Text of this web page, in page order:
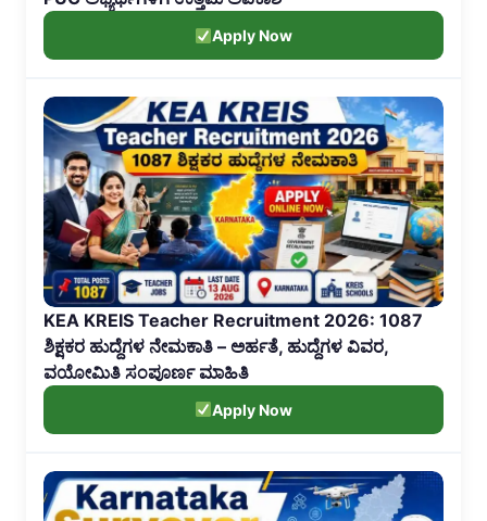
Apply Now
KEA KREIS Teacher Recruitment 2026: 1087
ಶಿಕ್ಷಕರ ಹುದ್ದೆಗಳ ನೇಮಕಾತಿ – ಅರ್ಹತೆ, ಹುದ್ದೆಗಳ ವಿವರ,
ವಯೋಮಿತಿ ಸಂಪೂರ್ಣ ಮಾಹಿತಿ
Apply Now